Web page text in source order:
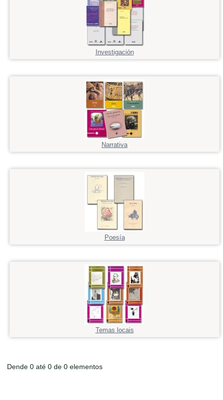
Investigación
Narrativa
Poesía
Temas locais
Dende 0 até 0 de 0 elementos